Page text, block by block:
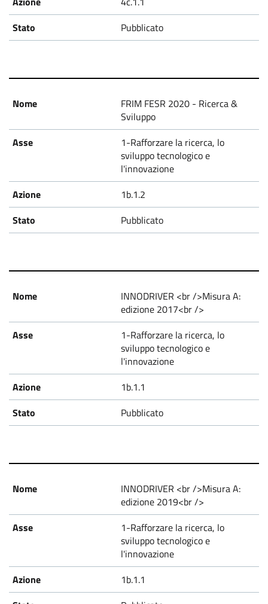
Pubblicato
FRIM FESR 2020 - Ricerca &
Sviluppo
1-Rafforzare la ricerca, lo
sviluppo tecnologico e
l'innovazione
1b.1.2
Pubblicato
INNODRIVER <br />Misura A:
edizione 2017<br />
1-Rafforzare la ricerca, lo
sviluppo tecnologico e
l'innovazione
1b.1.1
Pubblicato
INNODRIVER <br />Misura A:
edizione 2019<br />
1-Rafforzare la ricerca, lo
sviluppo tecnologico e
l'innovazione
1b.1.1